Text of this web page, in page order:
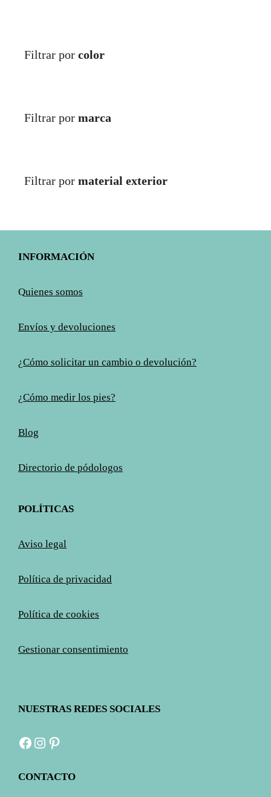
Filtrar por color
Filtrar por marca
Filtrar por material exterior
INFORMACIÓN
Quienes somos
Envíos y devoluciones
¿Cómo solicitar un cambio o devolución?
¿Cómo medir los pies?
Blog
Directorio de pódologos
POLÍTICAS
Aviso legal
Política de privacidad
Política de cookies
Gestionar consentimiento
NUESTRAS REDES SOCIALES
Facebook
Instagram
Pinterest
CONTACTO